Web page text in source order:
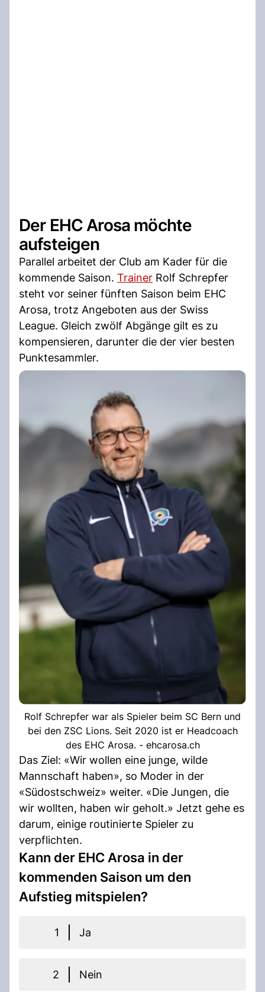
Der EHC Arosa möchte
aufsteigen
Parallel arbeitet der Club am Kader für die
kommende Saison. Trainer Rolf Schrepfer
steht vor seiner fünften Saison beim EHC
Arosa, trotz Angeboten aus der Swiss
League. Gleich zwölf Abgänge gilt es zu
kompensieren, darunter die der vier besten
Punktesammler.
Rolf Schrepfer war als Spieler beim SC Bern und
bei den ZSC Lions. Seit 2020 ist er Headcoach
des EHC Arosa. - ehcarosa.ch
Das Ziel: «Wir wollen eine junge, wilde
Mannschaft haben», so Moder in der
«Südostschweiz» weiter. «Die Jungen, die
wir wollten, haben wir geholt.» Jetzt gehe es
darum, einige routinierte Spieler zu
verpflichten.
Kann der EHC Arosa in der
kommenden Saison um den
Aufstieg mitspielen?
1 Ja
2
Nein